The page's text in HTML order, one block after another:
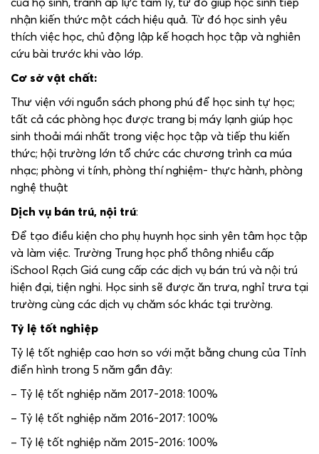
nhận kiến thức một cách hiệu quả. Từ đó học sinh yêu
thích việc học, chủ động lập kế hoạch học tập và nghiên
cứu bài trước khi vào lớp.
Cơ sở vật chất:
Thư viện với nguồn sách phong phú để học sinh tự học;
tất cả các phòng học được trang bị máy lạnh giúp học
sinh thoải mái nhất trong việc học tập và tiếp thu kiến
thức; hội trường lớn tổ chức các chương trình ca múa
nhạc; phòng vi tính, phòng thí nghiệm- thực hành, phòng
nghệ thuật
Dịch vụ bán trú, nội trú:
Để tạo điều kiện cho phụ huynh học sinh yên tâm học tập
và làm việc. Trường Trung học phổ thông nhiều cấp
iSchool Rạch Giá cung cấp các dịch vụ bán trú và nội trú
hiện đại, tiện nghi. Học sinh sẽ được ăn trưa, nghỉ trưa tại
trường cùng các dịch vụ chăm sóc khác tại trường.
Tỷ lệ tốt nghiệp
Tỷ lệ tốt nghiệp cao hơn so với mặt bằng chung của Tỉnh
điển hình trong 5 năm gần đây:
– Tỷ lệ tốt nghiệp năm 2017-2018: 100%
– Tỷ lệ tốt nghiệp năm 2016-2017: 100%
– Tỷ lệ tốt nghiệp năm 2015-2016: 100%